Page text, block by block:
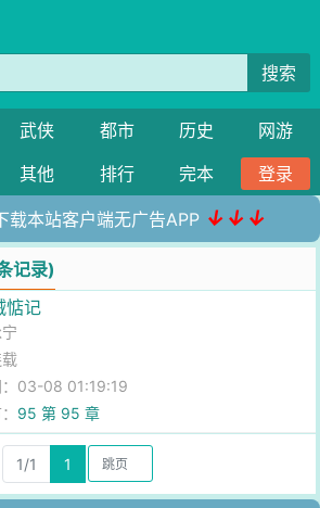
搜索
武侠 都市 历史
网游
其他 排行 完本 登录
载本站客户端无广告APP ↓↓↓
记录)
惦记
：03-08 01:19:19
95 第 95 章
1/1 1